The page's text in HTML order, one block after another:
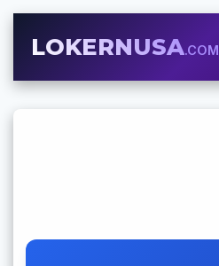
LOKERNUSA.COM